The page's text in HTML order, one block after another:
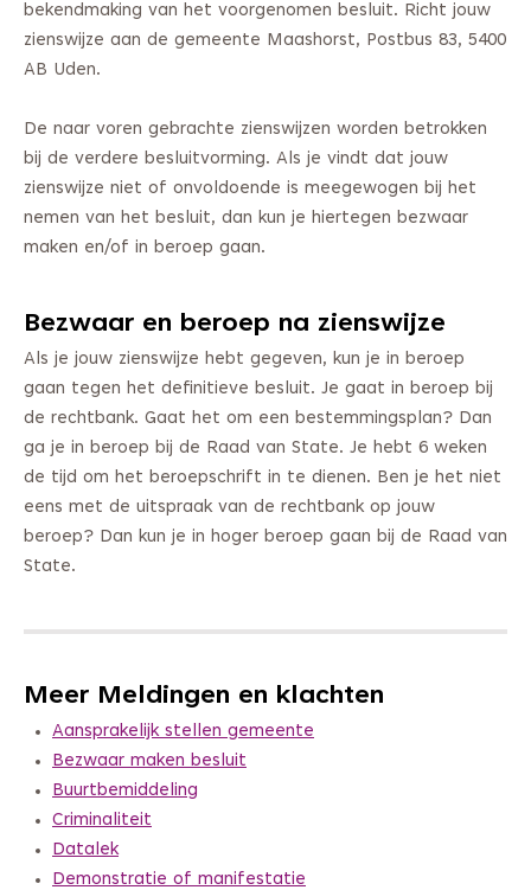
bekendmaking van het voorgenomen besluit. Richt jouw
zienswijze aan de gemeente Maashorst, Postbus 83, 5400
AB Uden.
De naar voren gebrachte zienswijzen worden betrokken
bij de verdere besluitvorming. Als je vindt dat jouw
zienswijze niet of onvoldoende is meegewogen bij het
nemen van het besluit, dan kun je hiertegen bezwaar
maken en/of in beroep gaan.
Bezwaar en beroep na zienswijze
Als je jouw zienswijze hebt gegeven, kun je in beroep
gaan tegen het definitieve besluit. Je gaat in beroep bij
de rechtbank. Gaat het om een bestemmingsplan? Dan
ga je in beroep bij de Raad van State. Je hebt 6 weken
de tijd om het beroepschrift in te dienen. Ben je het niet
eens met de uitspraak van de rechtbank op jouw
beroep? Dan kun je in hoger beroep gaan bij de Raad van
State.
Meer Meldingen en klachten
Aansprakelijk stellen gemeente
Bezwaar maken besluit
Buurtbemiddeling
Criminaliteit
Datalek
Demonstratie of manifestatie